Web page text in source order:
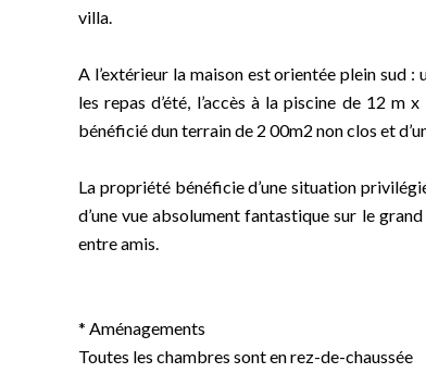
villa.
A l’extérieur la maison est orientée plein sud
les repas d’été, l’accès à la piscine de 12 m
bénéficié dun terrain de 2 00m2 non clos et
La propriété bénéficie d’une situation
d’une vue absolument fantastique sur le
entre amis.
* Aménagements
Toutes les chambres sont en rez-de-chaussée